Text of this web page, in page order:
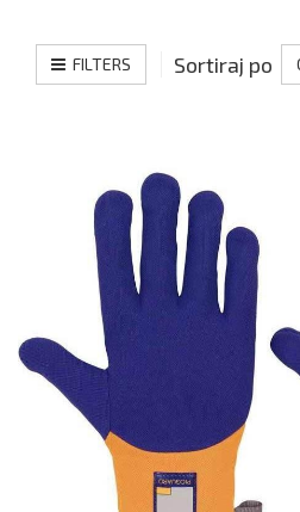
FILTERS Sortiraj po